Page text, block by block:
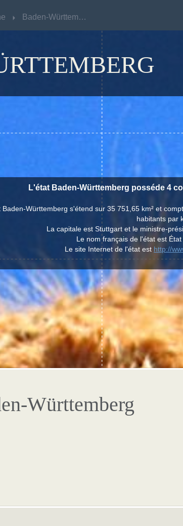
Baden-Württemberg
L'état Baden-Württemberg posséde 4
Baden-Württemberg s'étend sur 35 751,65 km² et
habitants par
La capitale est Stuttgart et le ministre-
Le nom français de l'état est
Le site Internet de l'état est http://
Württemberg
Baden-Württemberg